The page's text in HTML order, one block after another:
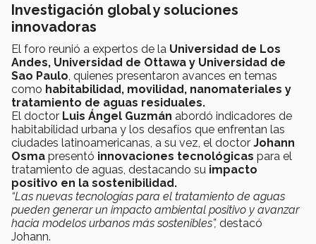
Investigación global y soluciones
innovadoras
El foro reunió a expertos de la Universidad de Los
Andes, Universidad de Ottawa y Universidad de
Sao Paulo, quienes presentaron avances en temas
como habitabilidad, movilidad, nanomateriales y
tratamiento de aguas residuales.
El doctor Luis Ángel Guzmán abordó indicadores de
habitabilidad urbana y los desafíos que enfrentan las
ciudades latinoamericanas, a su vez, el doctor Johann
Osma presentó innovaciones tecnológicas para el
tratamiento de aguas, destacando su impacto
positivo en la sostenibilidad.
“Las nuevas tecnologías para el tratamiento de aguas
pueden generar un impacto ambiental positivo y avanzar
hacia modelos urbanos más sostenibles”, destacó
Johann.